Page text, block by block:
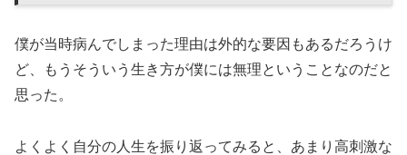
僕が当時病んでしまった理由は外的な要因もあるだろうけ
ど、もうそういう生き方が僕には無理ということなのだと
思った。
よくよく自分の人生を振り返ってみると、あまり高刺激な